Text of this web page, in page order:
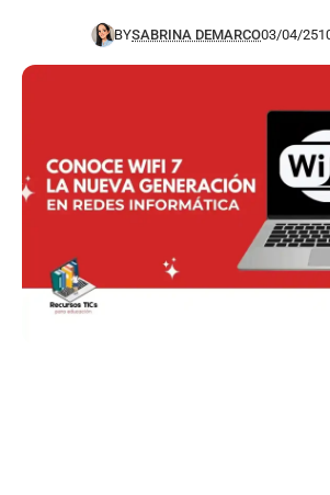
BYSABRINA DEMARCO03/04/25